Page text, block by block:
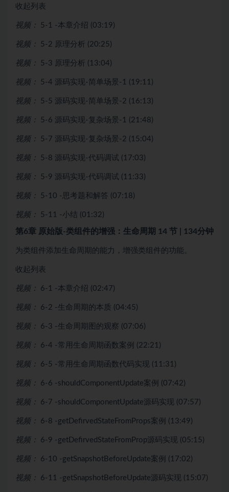
收起列表
视频： 5-1 -本章介绍 (03:19)
视频： 5-2 原理分析 (20:25)
视频： 5-3 原理分析 (13:04)
视频： 5-4 源码实现-简单场景-1 (19:11)
视频： 5-5 源码实现-简单场景-2 (16:13)
视频： 5-6 源码实现-复杂场景-1 (21:48)
视频： 5-7 源码实现-复杂场景-2 (15:04)
视频： 5-8 源码实现-代码调试 (17:03)
视频： 5-9 源码实现-代码调试 (11:33)
视频： 5-10 -思考题和解答 (07:18)
视频： 5-11 -小结 (01:32)
第6章 原始版-类组件的增强：生命周期 14 节 | 134分钟
为类组件添加生命周期的能力，增强类组件的功能。
收起列表
视频： 6-1 -本章介绍 (02:47)
视频： 6-2 -生命周期的本质 (04:45)
视频： 6-3 -生命周期图的观察 (07:06)
视频： 6-4 -常用生命周期函数案例 (22:21)
视频： 6-5 -常用生命周期函数代码实现 (11:31)
视频： 6-6 -shouldComponentUpdate案例 (07:42)
视频： 6-7 -shouldComponentUpdate源码实现 (07:57)
视频： 6-8 -getDefirvedStateFromProps案例 (13:49)
视频： 6-9 -getDefirvedStateFromProp源码实现 (05:15)
视频： 6-10 -getSnapshotBeforeUpdate案例 (17:02)
视频： 6-11 -getSnapshotBeforeUpdate源码实现 (15:07)